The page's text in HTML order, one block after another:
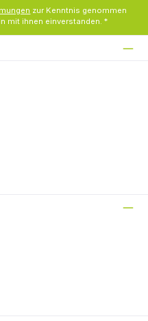
zur Kenntnis genommen
mit ihnen einverstanden. *